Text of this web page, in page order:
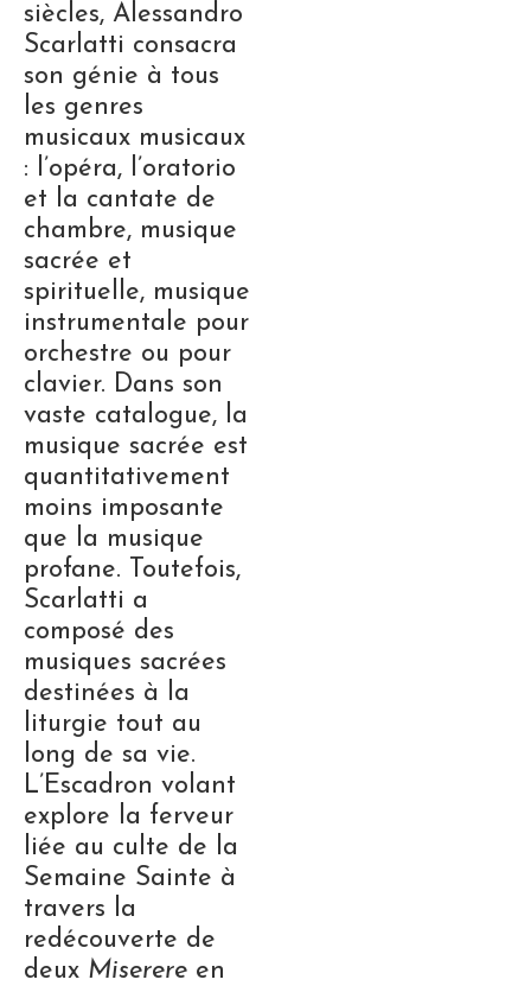
siècles, Alessandro
Scarlatti consacra
son génie à tous
les genres
musicaux musicaux
: l’opéra, l’oratorio
et la cantate de
chambre, musique
sacrée et
spirituelle, musique
instrumentale pour
orchestre ou pour
clavier. Dans son
vaste catalogue, la
musique sacrée est
quantitativement
moins imposante
que la musique
profane. Toutefois,
Scarlatti a
composé des
musiques sacrées
destinées à la
liturgie tout au
long de sa vie.
L’Escadron volant
explore la ferveur
liée au culte de la
Semaine Sainte à
travers la
redécouverte de
deux Miserere en